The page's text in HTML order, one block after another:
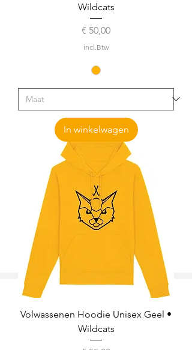
Wildcats
Prijs
€ 50,00
incl.Btw
In winkelwagen
Volwassenen Hoodie Unisex Geel •
Wildcats